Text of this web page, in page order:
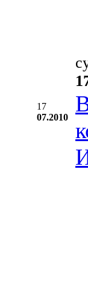
17
07.2010